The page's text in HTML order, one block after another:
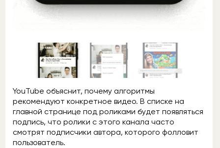
YouTube объяснит, почему алгоритмы
рекомендуют конкретное видео. В списке на
главной странице под роликами будет появляться
подпись, что ролики с этого канала часто
смотрят подписчики автора, которого фолловит
пользователь.